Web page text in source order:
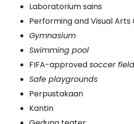
Laboratorium sains
Performing and Visual
Gymnasium
Swimming pool
FIFA-approvedsoccer field
Safe playgrounds
Perpustakaan
Kantin